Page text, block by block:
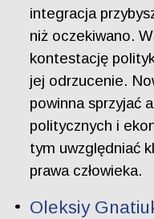
integracja
niż oczekiwano.
kontestację
jej odrzucenie.
powinna sprzyjać
politycznych i
tym uwzględniać
prawa człowieka.
Oleksiy